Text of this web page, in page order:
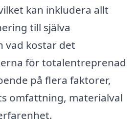
kan inkludera allt
till själva
vad kostar det
för totalentreprenad
på flera faktorer,
omfattning, materialval